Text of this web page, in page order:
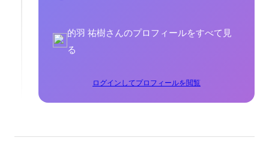
的羽 祐樹さんのプロフィールをすべて見
る
ログインしてプロフィールを閲覧